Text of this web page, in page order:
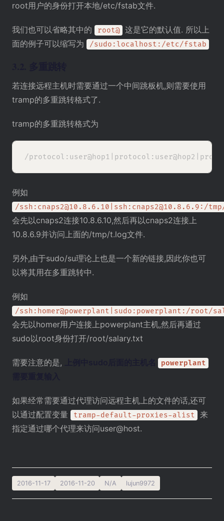
root用户的身份打开本地/etc/fstab文件.
我们也可以省略其中的 root@
这是它的默认值. 所以上
面的例子可以缩写为
/sudo:localhost:/etc/fstab
若连接远程主机时需要通过一个中间跳板机,则需要使用
tramp的多重跳转格式了.
tramp的多重跳转格式为
例如
/ssh:cnaps2@10.8.6.10|ssh:cnaps2@10.8.6.9:/
会先以cnaps2连接10.8.6.10,然后再以cnaps2连接上
10.8.6.9并访问上面的/tmp/t.log文件.
另外,由于sudo/su理论上也是一个新的链接,因此你也可
以将其用在多重跳转中.
例如
/ssh:homer@powerplant|sudo:powerplant:/root/
会先以homer用户连接上powerplant主机,然后再通过
sudo以root身份打开/root/salary.txt
需要注意的是, powerplant
如果经常需要通过代理访问远程主机上的文件的话,还可
以通过配置变量
tramp-default-proxies-alist
来
指定通过哪个代理来访问user@host.
2016-11-17 2016-11-20 N/A lujun9972